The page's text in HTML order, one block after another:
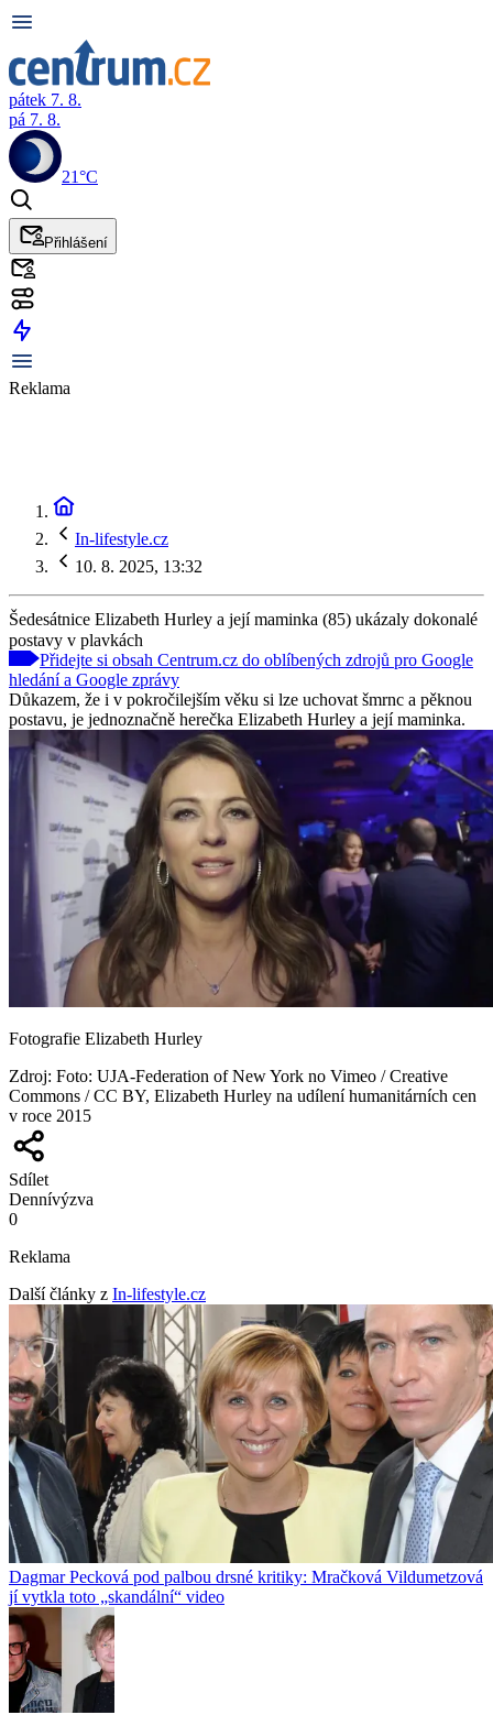
pátek 7. 8.
pá 7. 8.
21°C
Přihlášení
Reklama
In-lifestyle.cz
10. 8. 2025, 13:32
Šedesátnice Elizabeth Hurley a její maminka (85) ukázaly dokonalé
postavy v plavkách
Přidejte si obsah Centrum.cz do oblíbených zdrojů pro Google
hledání a Google zprávy
Důkazem, že i v pokročilejším věku si lze uchovat šmrnc a pěknou
postavu, je jednoznačně herečka Elizabeth Hurley a její maminka.
Fotografie Elizabeth Hurley
Zdroj: Foto: UJA-Federation of New York no Vimeo / Creative
Commons / CC BY, Elizabeth Hurley na udílení humanitárních cen
v roce 2015
Sdílet
Dennívýzva
0
Reklama
Další články z In-lifestyle.cz
Dagmar Pecková pod palbou drsné kritiky: Mračková Vildumetzová
jí vytkla toto „skandální“ video